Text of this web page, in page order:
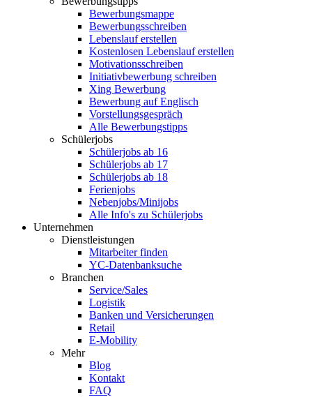
Bewerbungsmappe
Bewerbungsschreiben
Lebenslauf erstellen
Kostenlosen Lebenslauf erstellen
Motivationsschreiben
Initiativbewerbung schreiben
Xing Bewerbung
Bewerbung auf Englisch
Vorstellungsgespräch
Alle Bewerbungstipps
Schülerjobs
Schülerjobs ab 16
Schülerjobs ab 17
Schülerjobs ab 18
Ferienjobs
Nebenjobs/Minijobs
Alle Info's zu Schülerjobs
Unternehmen
Dienstleistungen
Mitarbeiter finden
YC-Datenbanksuche
Branchen
Service/Sales
Logistik
Banken und Versicherungen
Retail
E-Mobility
Mehr
Blog
Kontakt
FAQ